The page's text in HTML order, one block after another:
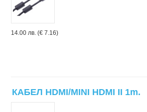
14.00 лв. (€ 7.16)
КАБЕЛ HDMI/MINI HDMI II 1m.